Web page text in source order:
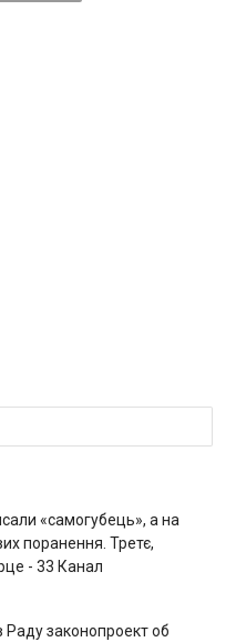
«самогубець», а на
поранення. Третє,
- 33 Канал
Раду законопроект об